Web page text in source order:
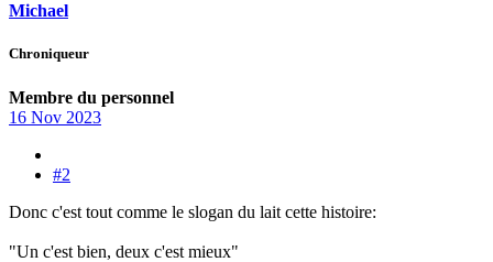
Michael
Chroniqueur
Membre du personnel
16 Nov 2023
#2
Donc c'est tout comme le slogan du lait cette histoire:
"Un c'est bien, deux c'est mieux"